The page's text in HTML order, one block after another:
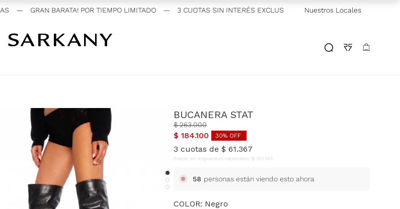
— GRAN BARATA! POR TIEMPO LIMITADO — 3 CUOTAS SIN INTERÉS EXCLUSIVO GALICIA — 2 CUOTAS SIN
Nuestros Locales
BUCANERA STAT
$ 263.000
$ 184.100 30% OFF
3 cuotas de $ 61.367
Precio sin impuestos nacionales: $ 152 149
58 personas están viendo esto ahora
COLOR: Negro